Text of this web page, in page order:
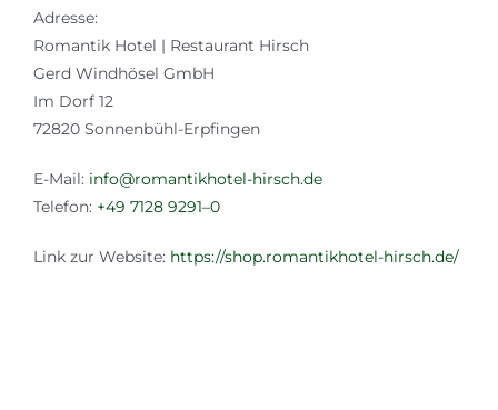
Adresse:
Romantik Hotel | Restaurant Hirsch
Gerd Windhösel GmbH
Im Dorf 12
72820 Sonnenbühl-Erpfingen
E-Mail: info@romantikhotel-hirsch.de
Telefon: +49 7128 9291–0
Link zur Website: https://shop.romantikhotel-hirsch.de/